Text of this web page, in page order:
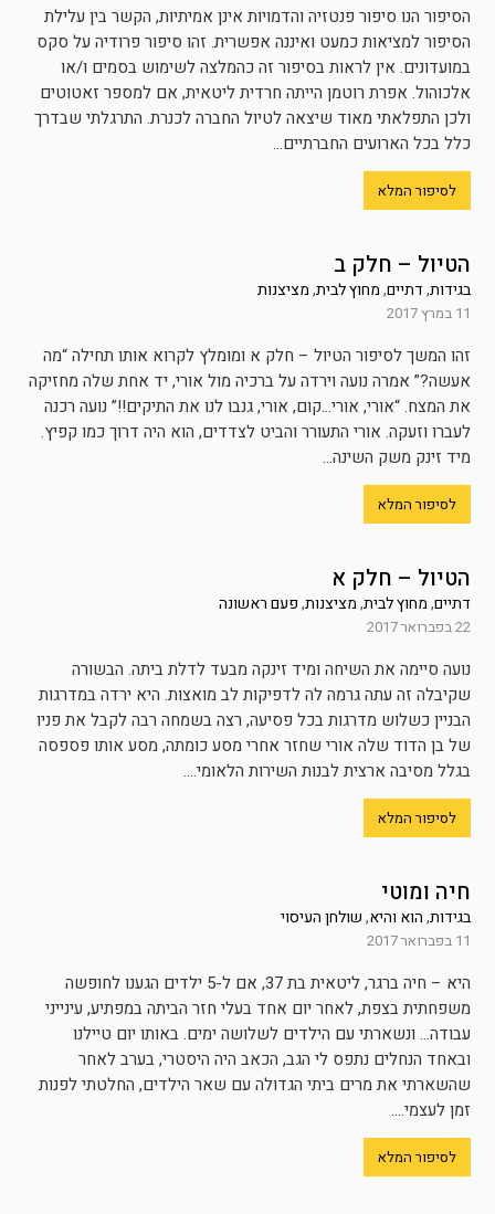
הסיפור הנו סיפור פנטזיה והדמויות אינן אמיתיות, הקשר בין עלילת
הסיפור למציאות כמעט ואיננה אפשרית. זהו סיפור פרודיה על סקס
במועדונים. אין לראות בסיפור זה כהמלצה לשימוש בסמים ו/או
אלכוהול. אפרת רוטמן הייתה חרדית ליטאית, אם למספר זאטוטים
ולכן התפלאתי מאוד שיצאה לטיול החברה לכנרת. התרגלתי שבדרך
כלל בכל הארועים החברתיים...
לסיפור המלא
הטיול – חלק ב
בגידות,דתיים,מחוץ לבית,מציצנות
11 במרץ 2017
זהו המשך לסיפור הטיול – חלק א ומומלץ לקרוא אותו תחילה “מה
אעשה?” אמרה נועה וירדה על ברכיה מול אורי, יד אחת שלה מחזיקה
את המצח. “אורי, אורי…קום, אורי, גנבו לנו את התיקים!!” נועה רכנה
לעברו וזעקה. אורי התעורר והביט לצדדים, הוא היה דרוך כמו קפיץ.
מיד זינק משק השינה...
לסיפור המלא
הטיול – חלק א
דתיים,מחוץ לבית,מציצנות,פעם ראשונה
22 בפברואר 2017
נועה סיימה את השיחה ומיד זינקה מבעד לדלת ביתה. הבשורה
שקיבלה זה עתה גרמה לה לדפיקות לב מואצות. היא ירדה במדרגות
הבניין כשלוש מדרגות בכל פסיעה, רצה בשמחה רבה לקבל את פניו
של בן הדוד שלה אורי שחזר אחרי מסע כומתה, מסע אותו פספסה
בגלל מסיבה ארצית לבנות השירות הלאומי....
לסיפור המלא
חיה ומוטי
בגידות,הוא והיא,שולחן העיסוי
11 בפברואר 2017
היא – חיה ברגר, ליטאית בת 37, אם ל-5 ילדים הגענו לחופשה
משפחתית בצפת, לאחר יום אחד בעלי חזר הביתה במפתיע, עינייני
עבודה… ונשארתי עם הילדים לשלושה ימים. באותו יום טיילנו
ובאחד הנחלים נתפס לי הגב, הכאב היה היסטרי, בערב לאחר
שהשארתי את מרים ביתי הגדולה עם שאר הילדים, החלטתי לפנות
זמן לעצמי....
לסיפור המלא